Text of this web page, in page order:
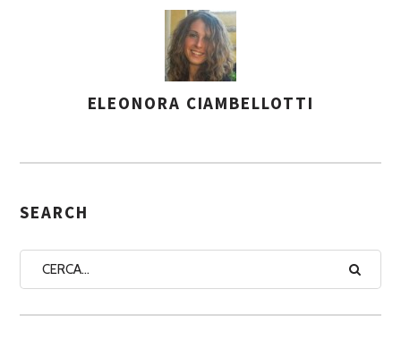
S
G
A
U
ELEONORA CIAMBELLOTTI
SEARCH